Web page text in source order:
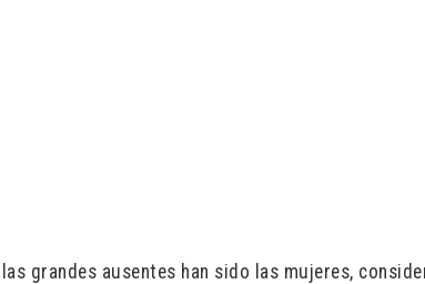
grandes ausentes han sido las mujeres,